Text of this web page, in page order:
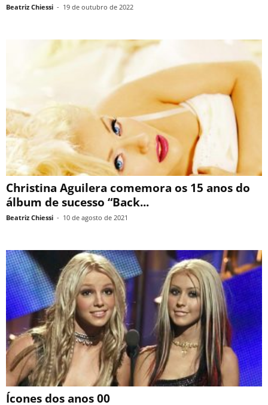
Beatriz Chiessi - 19 de outubro de 2022
Christina Aguilera comemora os 15 anos do
álbum de sucesso “Back...
Beatriz Chiessi - 10 de agosto de 2021
Ícones dos anos 00